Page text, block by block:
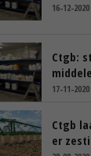
16-12-2020
Ctgb:
17-11-2020
Ctgb
er